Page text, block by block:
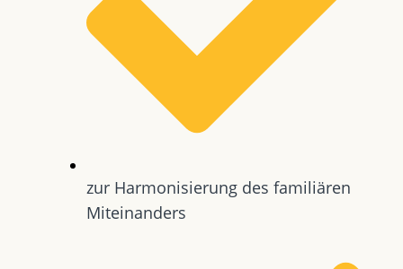
zur Harmonisierung des familiären
Miteinanders